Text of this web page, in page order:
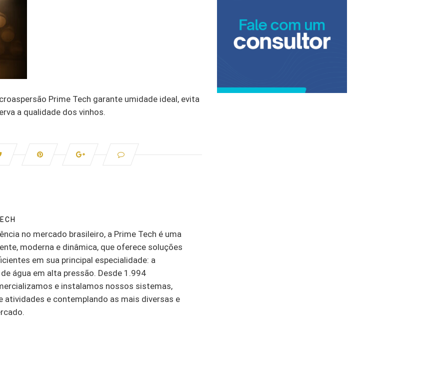
Prime Tech garante umidade ideal, evita
a qualidade dos vinhos.
no mercado brasileiro, a Prime Tech é uma
moderna e dinâmica, que oferece soluções
em sua principal especialidade: a
água em alta pressão. Desde 1.994
e instalamos nossos sistemas,
atividades e contemplando as mais diversas e